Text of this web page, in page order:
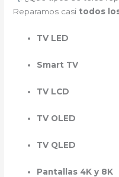
Reparamos casi todos
TV LED
Smart TV
TV LCD
TV OLED
TV QLED
Pantallas 4K y 8K